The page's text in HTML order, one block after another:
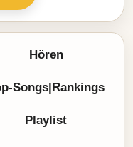
Hören
Songs|Rankings
Playlist